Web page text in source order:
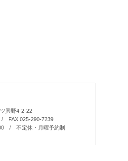
興野4-2-22
FAX 025-290-7239
/ 不定休・月曜予約制